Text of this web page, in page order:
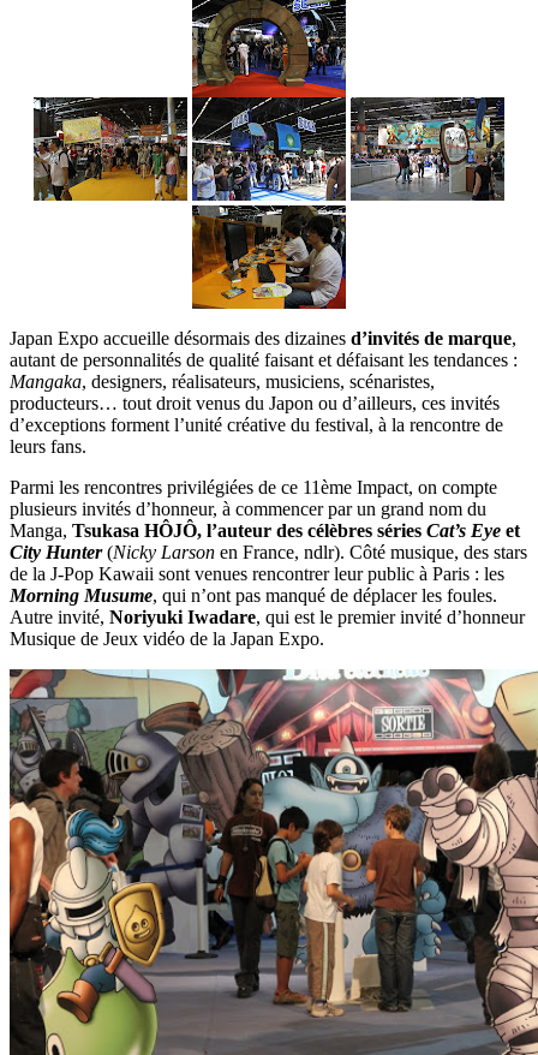
Japan Expo accueille désormais des dizaines d’invités de marque,
autant de personnalités de qualité faisant et défaisant les tendances :
Mangaka, designers, réalisateurs, musiciens, scénaristes,
producteurs… tout droit venus du Japon ou d’ailleurs, ces invités
d’exceptions forment l’unité créative du festival, à la rencontre de
leurs fans.
Parmi les rencontres privilégiées de ce 11ème Impact, on compte
plusieurs invités d’honneur, à commencer par un grand nom du
Manga, Tsukasa HÔJÔ, l’auteur des célèbres séries Cat’s Eye et
City Hunter(Nicky Larson en France, ndlr). Côté musique, des stars
de la J-Pop Kawaii sont venues rencontrer leur public à Paris : les
Morning Musume, qui n’ont pas manqué de déplacer les foules.
Autre invité, Noriyuki Iwadare, qui est le premier invité d’honneur
Musique de Jeux vidéo de la Japan Expo.